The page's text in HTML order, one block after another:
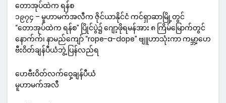
တောအုပ်ထဲက ရန်စ
၁၉၇၄ – မူဟာမက်အလီက ဇိုင်ယာနိုင်ငံ ကင်ရှာဆာမြို့တွင်
“တောအုပ်ထဲက ရန်စ” ပြိုင်ပွဲ၌ ဂျော့ဖိုရမန်အား ၈ ကြိမ်မြောက်တွင်
နောက်က်၊ နာမည်ကျော် “rope-a-dope” ဗျူဟာသုံးကာ ကမ္ဘာ့ဟေ
ဗီးဝိတ်ချန်ပီယံဘွဲ့ ပြန်လည်ရ
ဟေဗီးဝိတ်လက်ဝှေ့ချန်ပီယံ
မူဟာမက်အလီ